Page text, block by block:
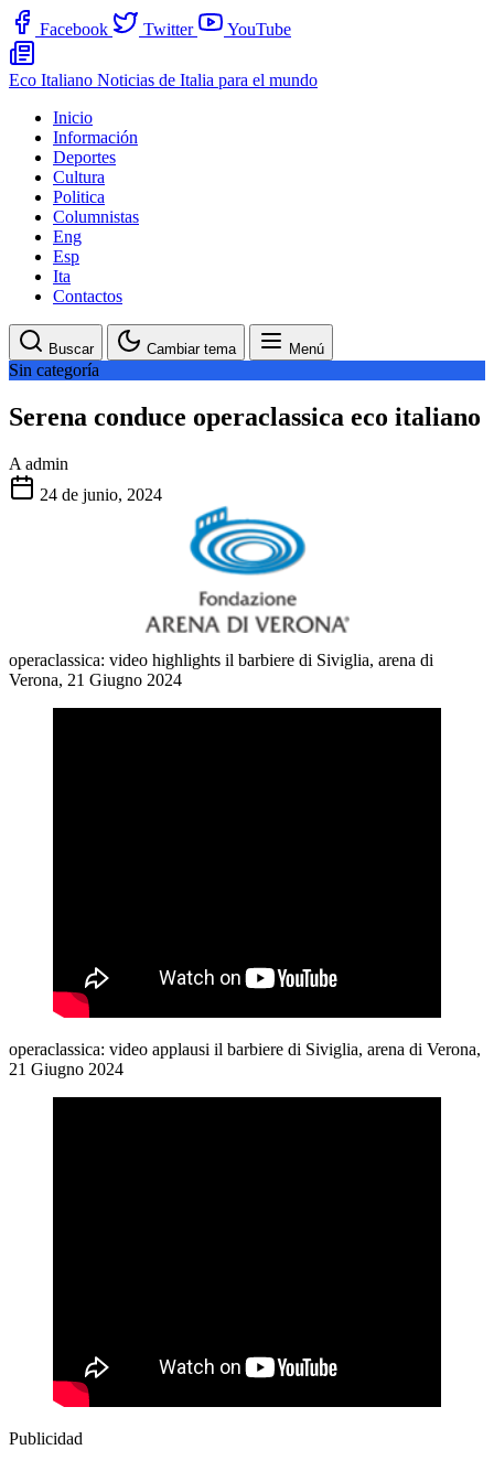
Facebook Twitter YouTube
Eco Italiano Noticias de Italia para el mundo
Inicio
Información
Deportes
Cultura
Politica
Columnistas
Eng
Esp
Ita
Contactos
Buscar Cambiar tema Menú
Sin categoría
Serena conduce operaclassica eco italiano
A admin
24 de junio, 2024
operaclassica: video highlights il barbiere di Siviglia, arena di
Verona, 21 Giugno 2024
operaclassica: video applausi il barbiere di Siviglia, arena di Verona,
21 Giugno 2024
Publicidad